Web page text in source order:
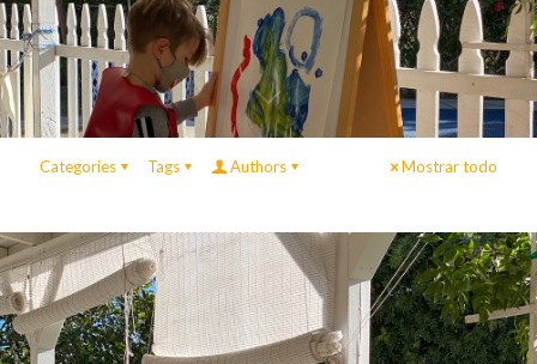
Categories Tags Authors Mostrar todo